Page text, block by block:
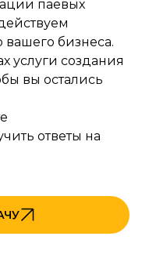
паевых
вашего бизнеса.
услуги создания
вы остались
ответы на